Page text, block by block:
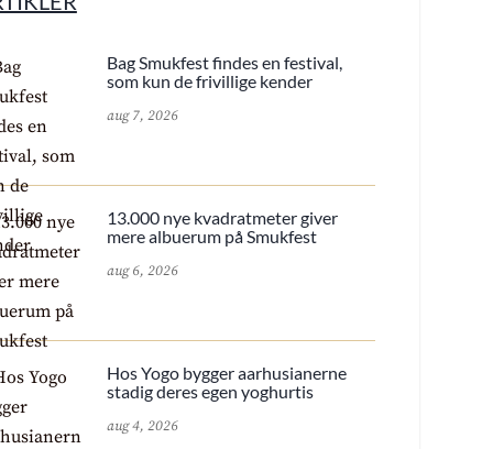
Bag Smukfest findes en festival,
som kun de frivillige kender
aug 7, 2026
13.000 nye kvadratmeter giver
mere albuerum på Smukfest
aug 6, 2026
Hos Yogo bygger aarhusianerne
stadig deres egen yoghurtis
aug 4, 2026